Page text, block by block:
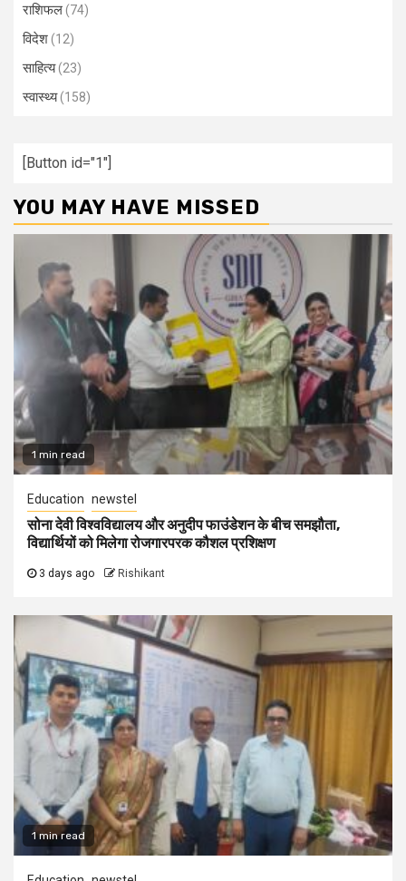
राशिफल(74)
विदेश(12)
साहित्य(23)
स्वास्थ्य(158)
[Button id="1"]
YOU MAY HAVE MISSED
1 min read
Education newstel
सोना देवी विश्वविद्यालय और अनुदीप फाउंडेशन के बीच समझौता,
विद्यार्थियों को मिलेगा रोजगारपरक कौशल प्रशिक्षण
3 days ago Rishikant
1 min read